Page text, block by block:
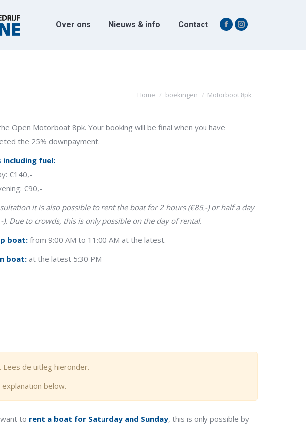
Over ons Nieuws & info Contact
Facebook
window
Instagram
window
Je bent hier:
Home boekingen Motorboot 8pk
Open Motorboat 8pk. Your booking will be final when you have
the 25% downpayment.
including fuel:
€140,-
€90,-
it is also possible to rent the boat for 2 hours (€85,-) or half a day
). Due to crowds, this is only possible on the day of rental.
boat: from 9:00 AM to 11:00 AM at the latest.
boat:at the latest 5:30 PM
de uitleg hieronder.
below.
to rent a boat for Saturday and Sunday, this is only possible by
Facebook
opens
Instagram
opens